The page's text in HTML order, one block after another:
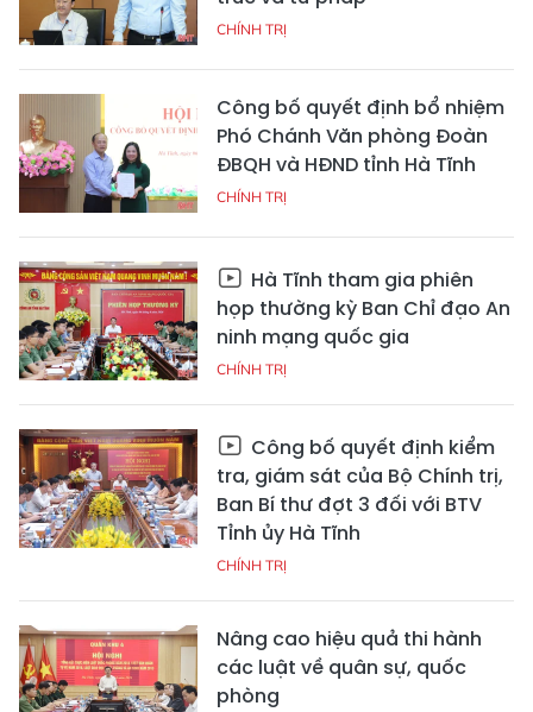
CHÍNH TRỊ
Công bố quyết định bổ nhiệm
Phó Chánh Văn phòng Đoàn
ĐBQH và HĐND tỉnh Hà Tĩnh
CHÍNH TRỊ
Hà Tĩnh tham gia phiên
họp thường kỳ Ban Chỉ đạo An
ninh mạng quốc gia
CHÍNH TRỊ
Công bố quyết định kiểm
tra, giám sát của Bộ Chính trị,
Ban Bí thư đợt 3 đối với BTV
Tỉnh ủy Hà Tĩnh
CHÍNH TRỊ
Nâng cao hiệu quả thi hành
các luật về quân sự, quốc
phòng